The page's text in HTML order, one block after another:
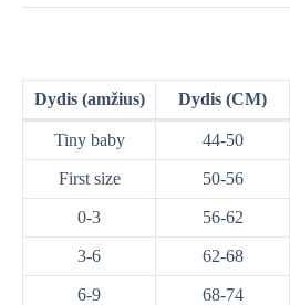
Dydis (amžius) Dydis (CM)
Tiny baby 44-50
First size 50-56
0-3 56-62
3-6 62-68
6-9 68-74